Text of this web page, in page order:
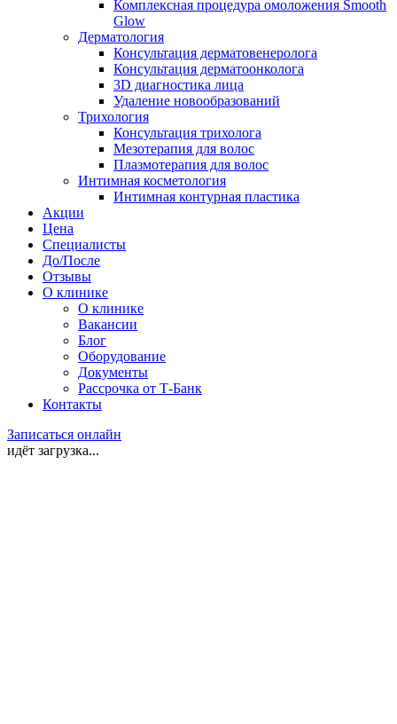
Комплексная процедура омоложения Smooth
Glow
Дерматология
Консультация дерматовенеролога
Консультация дерматоонколога
3D диагностика лица
Удаление новообразований
Трихология
Консультация трихолога
Мезотерапия для волос
Плазмотерапия для волос
Интимная косметология
Интимная контурная пластика
Акции
Цена
Специалисты
До/После
Отзывы
О клинике
О клинике
Вакансии
Блог
Оборудование
Документы
Рассрочка от Т-Банк
Контакты
Записаться онлайн
идёт загрузка...